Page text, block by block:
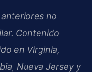
anteriores no
Contenido
en Virginia,
Nueva Jersey y